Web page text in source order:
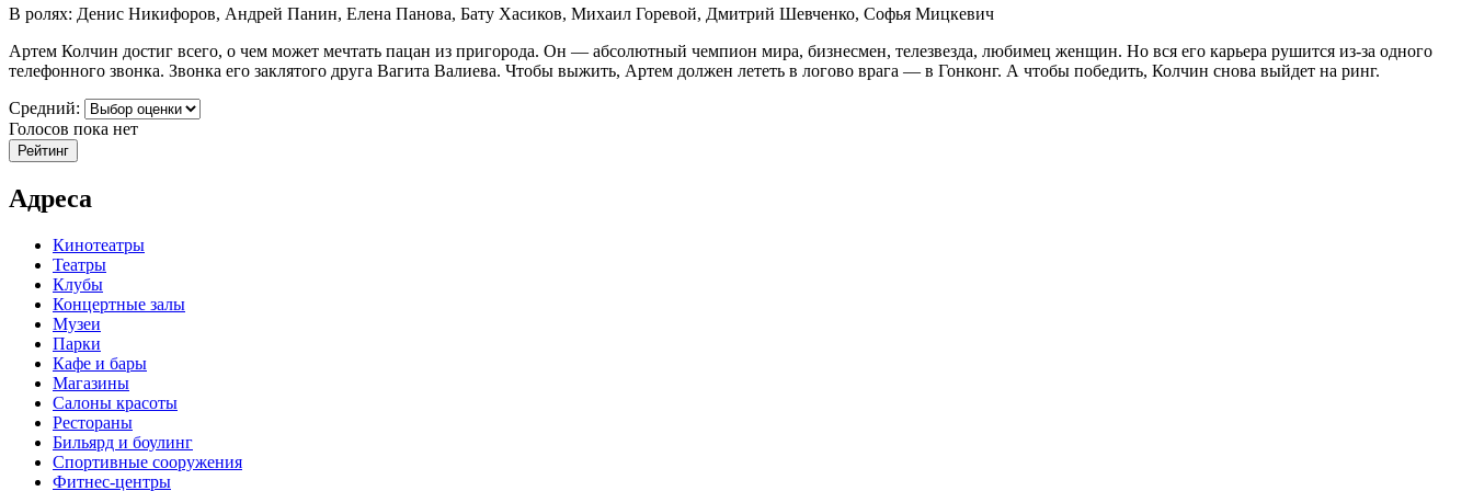
В ролях: Денис Никифоров, Андрей Панин, Елена Панова, Бату Хасиков, Михаил Горевой, Дмитрий Шевченко, Cофья Мицкевич
Артем Колчин достиг всего, о чем может мечтать пацан из пригорода. Он — абсолютный чемпион мира, бизнесмен, телезвезда, любимец женщин. Но вся его карьера рушится из-за одного
телефонного звонка. Звонка его заклятого друга Вагита Валиева. Чтобы выжить, Артем должен лететь в логово врага — в Гонконг. А чтобы победить, Колчин снова выйдет на ринг.
Средний:
Голосов пока нет
Адреса
Кинотеатры
Театры
Клубы
Концертные залы
Музеи
Парки
Кафе и бары
Магазины
Салоны красоты
Рестораны
Бильярд и боулинг
Спортивные сооружения
Фитнес-центры